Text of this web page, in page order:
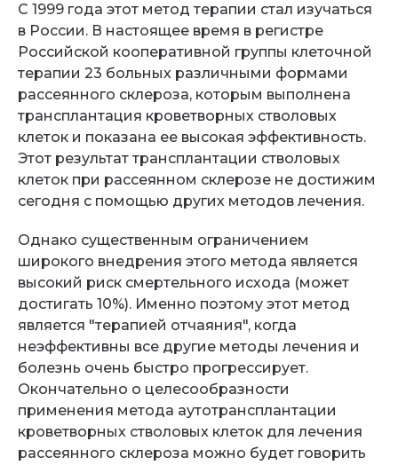
С 1999 года этот метод терапии стал изучаться
в России. В настоящее время в регистре
Российской кооперативной группы клеточной
терапии 23 больных различными формами
рассеянного склероза, которым выполнена
трансплантация кроветворных стволовых
клеток и показана ее высокая эффективность.
Этот результат трансплантации стволовых
клеток при рассеянном склерозе не достижим
сегодня с помощью других методов лечения.
Однако существенным ограничением
широкого внедрения этого метода является
высокий риск смертельного исхода (может
достигать 10%). Именно поэтому этот метод
является "терапией отчаяния", когда
неэффективны все другие методы лечения и
болезнь очень быстро прогрессирует.
Окончательно о целесообразности
применения метода аутотрансплантации
кроветворных стволовых клеток для лечения
рассеянного склероза можно будет говорить